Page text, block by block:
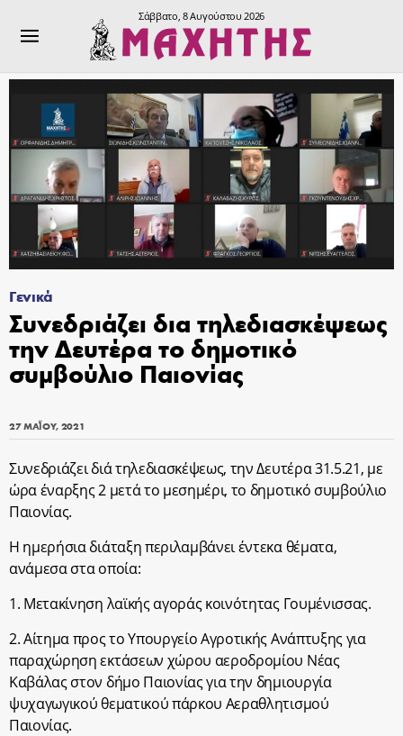
Σάββατο, 8 Αυγούστου 2026
Γενικά
Συνεδριάζει δια τηλεδιασκέψεως
την Δευτέρα το δημοτικό
συμβούλιο Παιονίας
27 ΜΑΪ́ΟΥ, 2021
Συνεδριάζει διά τηλεδιασκέψεως, την Δευτέρα 31.5.21, με
ώρα έναρξης 2 μετά το μεσημέρι, το δημοτικό συμβούλιο
Παιονίας.
Η ημερήσια διάταξη περιλαμβάνει έντεκα θέματα,
ανάμεσα στα οποία:
1. Μετακίνηση λαϊκής αγοράς κοινότητας Γουμένισσας.
2. Αίτημα προς το Υπουργείο Αγροτικής Ανάπτυξης για
παραχώρηση εκτάσεων χώρου αεροδρομίου Νέας
Καβάλας στον δήμο Παιονίας για την δημιουργία
ψυχαγωγικού θεματικού πάρκου Αεραθλητισμού
Παιονίας.